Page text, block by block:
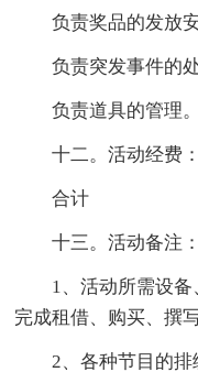
负责奖品的发放安
负责突发事件的处
负责道具的管理。
十二。活动经费：
合计
十三。活动备注：
1、活动所需设备
完成租借、购买、撰
2、各种节目的排